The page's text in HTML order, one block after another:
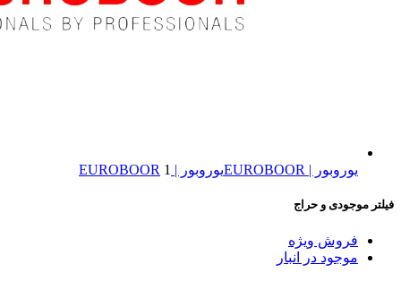
یوروبور | EUROBOOR یوروبور | EUROBOOR 1
فیلتر موجودی و حراج
فروش ویژه
موجود در انبار